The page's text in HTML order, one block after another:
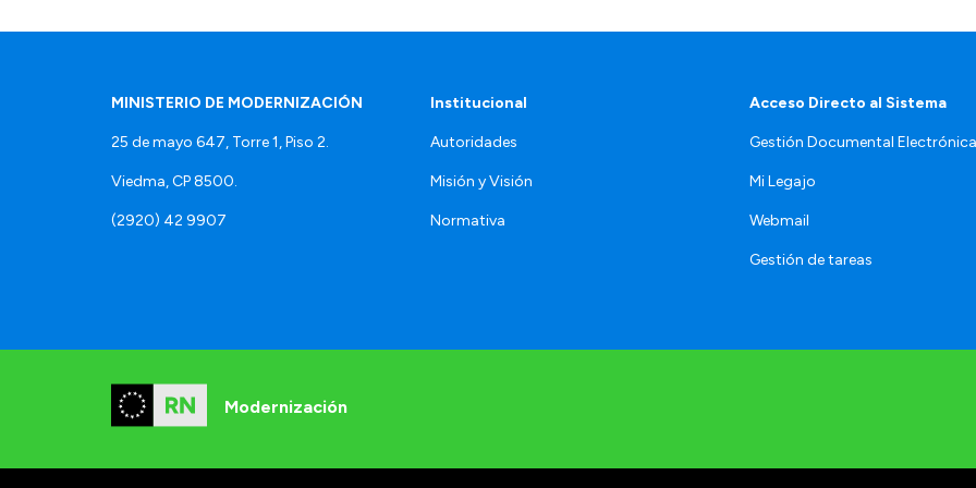
MINISTERIO DE MODERNIZACIÓN
25 de mayo 647, Torre 1, Piso 2.
Viedma, CP 8500.
(2920) 42 9907
Institucional
Autoridades
Misión y Visión
Normativa
Acceso Directo al Sistema
Gestión Documental Electrónica
Mi Legajo
Webmail
Gestión de tareas
Modernización